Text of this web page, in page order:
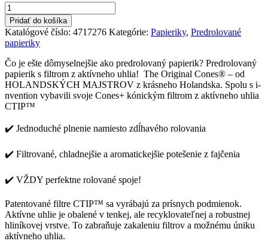
množstvo
CONE+
King
Size
klasické
bielené
Pridať do košíka
Katalógové číslo: 4717276 Kategórie: Papieriky, Predrolované
papieriky
Čo je ešte dômyselnejšie ako predrolovaný papierik? Predrolovaný
papierik s filtrom z aktívneho uhlia! The Original Cones® – od
HOLANDSKÝCH MAJSTROV z krásneho Holandska. Spolu s i-
nvention vybavili svoje Cones+ kónickým filtrom z aktívneho uhlia
CTIP™
✔️ Jednoduché plnenie namiesto zdĺhavého rolovania
✔️ Filtrované, chladnejšie a aromatickejšie potešenie z fajčenia
✔️ VŽDY perfektne rolované spoje!
Patentované filtre CTIP™ sa vyrábajú za prísnych podmienok.
Aktívne uhlie je obalené v tenkej, ale recyklovateľnej a robustnej
hliníkovej vrstve. To zabraňuje zakaleniu filtrov a možnému úniku
aktívneho uhlia.